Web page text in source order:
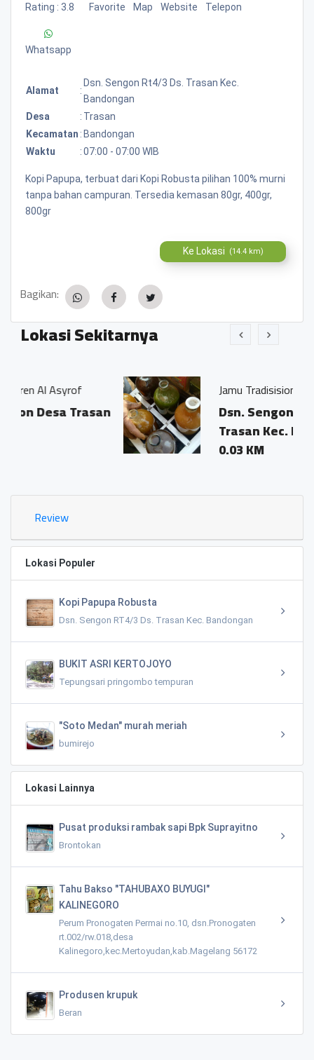
Rating : 3.8 Favorite Map Website Telepon
Whatsapp
Alamat :
Dsn. Sengon Rt4/3 Ds. Trasan Kec.
Bandongan
Desa
: Trasan
Kecamatan : Bandongan
Waktu
:07:00 - 07:00 WIB
Kopi Papupa, terbuat dari Kopi Robusta pilihan 100% murni
tanpa bahan campuran. Tersedia kemasan 80gr, 400gr,
800gr
Ke Lokasi (14.4 km)
Bagikan:
Lokasi Sekitarnya
Jamu Tradisisional Madun
Dsn. Sengon RT04/03 Ds.
Trasan Kec. Bandongan
0.03 KM
Review
Lokasi Populer
Kopi Papupa Robusta
Dsn. Sengon RT4/3 Ds. Trasan Kec. Bandongan
BUKIT ASRI KERTOJOYO
Tepungsari pringombo tempuran
"Soto Medan" murah meriah
bumirejo
Lokasi Lainnya
Pusat produksi rambak sapi Bpk Suprayitno
Brontokan
Tahu Bakso "TAHUBAXO BUYUGI"
KALINEGORO
Perum Pronogaten Permai no.10, dsn.Pronogaten
rt.002/rw.018,desa
Kalinegoro,kec.Mertoyudan,kab.Magelang 56172
Produsen krupuk
Beran